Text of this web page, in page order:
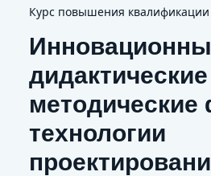
Курс повышения квалификации
технологии